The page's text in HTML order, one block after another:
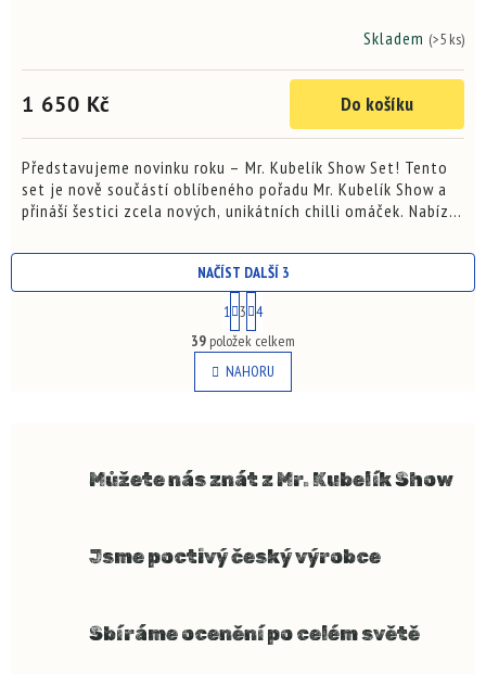
je
z
5
hvězdiček.
Skladem (>5 ks)
1 650 Kč Do košíku
Představujeme novinku roku – Mr. Kubelík Show Set! Tento
set je nově součástí oblíbeného pořadu Mr. Kubelík Show a
přináší šestici zcela nových, unikátních chilli omáček. Nabízí
O
v
l
á
í
k
ý
p
NAČÍST DALŠÍ 3
S
t
r
á
n
k
n
í
1 3 4
39 položek celkem
NAHORU
Můžete nás znát z Mr. Kubelík Show
Jsme poctivý český výrobce
Sbíráme ocenění po celém světě